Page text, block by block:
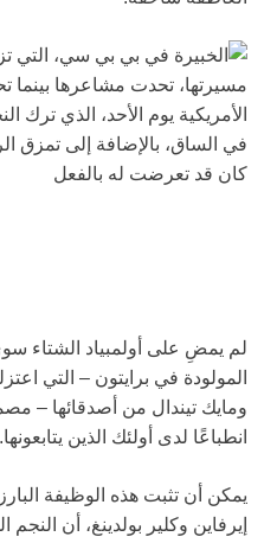
لم يمضِ على أولمبياد الشتاء
ومايك تيندال من أصدقائها –
انطباعًا لدى أولئك الذين يتابعونها.
يمكن أن تثبت هذه الوظيفة
إيرفاين وكلير بولدينغ، أن